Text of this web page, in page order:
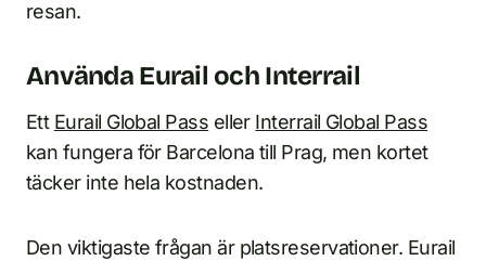
resan.
Använda Eurail och Interrail
Ett Eurail Global Pass eller Interrail Global Pass
kan fungera för Barcelona till Prag, men kortet
täcker inte hela kostnaden.
Den viktigaste frågan är platsreservationer. Eurail